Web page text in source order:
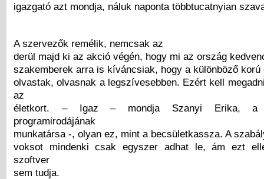
igazgató azt mondja, náluk naponta többtucatnyian
A szervezők remélik, nemcsak az
derül majd ki az akció végén, hogy mi az ország
szakemberek arra is kíváncsiak, hogy a különböző korú
olvastak, olvasnak a legszívesebben. Ezért kell
az
életkort. – Igaz – mondja Szanyi Erika, a
programirodájának
munkatársa -, olyan ez, mint a becsületkassza. A
voksot mindenki csak egyszer adhat le, ám ezt
szoftver
sem tudja.